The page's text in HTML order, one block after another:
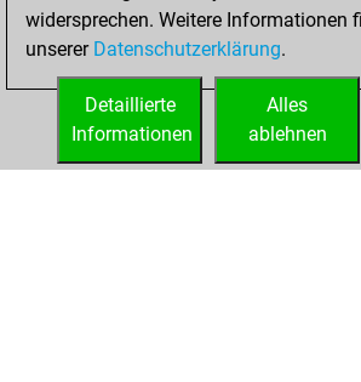
slow games
Play
You scored +0
=0 -1 in slow games
widersprechen. Weitere Informationen
unserer Datenschutzerklärung.
Alles
ablehnen
Detaillierte
Informationen